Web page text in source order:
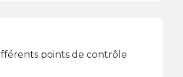
points de contrôle